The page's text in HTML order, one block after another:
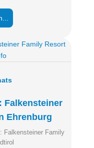
Falkensteiner
Ehrenburg
Falkensteiner Family